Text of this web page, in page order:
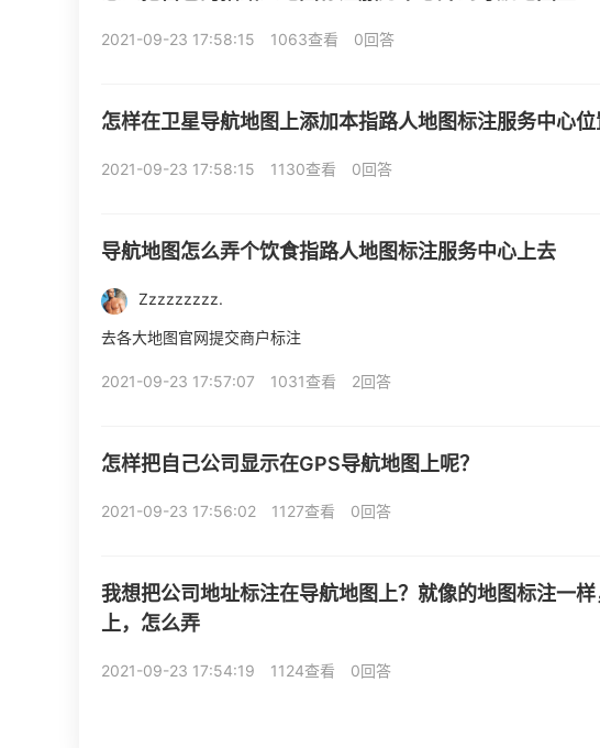
2021-09-23 17:58:15 1063查看 0回答
怎样在卫星导航地图上添加本指路人地图标注服务中心位
2021-09-23 17:58:15 1130查看 0回答
导航地图怎么弄个饮食指路人地图标注服务中心上去
Zzzzzzzzz.
去各大地图官网提交商户标注
2021-09-23 17:57:07 1031查看 2回答
怎样把自己公司显示在GPS导航地图上呢？
2021-09-23 17:56:02 1127查看 0回答
我想把公司地址标注在导航地图上？就像的地图标注一
上，怎么弄
2021-09-23 17:54:19 1124查看 0回答